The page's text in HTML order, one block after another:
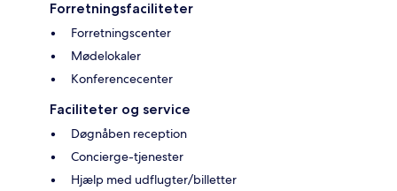
Forretningsfaciliteter
Forretningscenter
Mødelokaler
Konferencecenter
Faciliteter og service
Døgnåben reception
Concierge-tjenester
Hjælp med udflugter/billetter